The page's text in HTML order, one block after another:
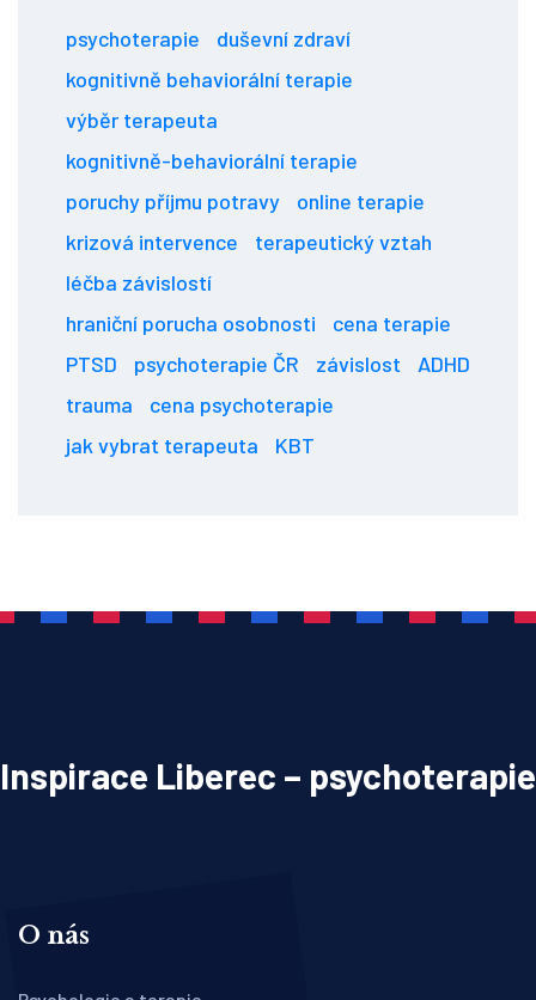
psychoterapie
duševní zdraví
kognitivně behaviorální terapie
výběr terapeuta
kognitivně-behaviorální terapie
poruchy příjmu potravy
online terapie
krizová intervence
terapeutický vztah
léčba závislostí
hraniční porucha osobnosti
cena terapie
PTSD
psychoterapie ČR závislost
ADHD
trauma
cena psychoterapie
jak vybrat terapeuta
KBT
Inspirace Liberec – psychoterapie
O nás